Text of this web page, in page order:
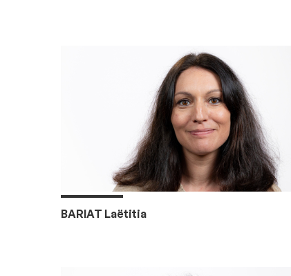
BARIAT Laëtitia